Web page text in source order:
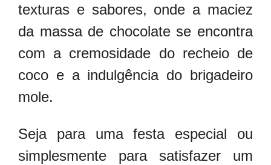
texturas e sabores, onde a maciez
da massa de chocolate se encontra
com a cremosidade do recheio de
coco e a indulgência do brigadeiro
mole.
Seja para uma festa especial ou
simplesmente para satisfazer um